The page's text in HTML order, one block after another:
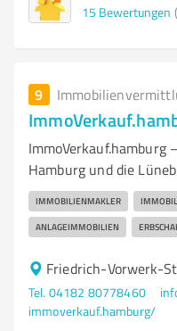
15 Bewertungen
9
Hamburg und die
IMMOBILIENMAKLER
ANLAGEIMMOBILIEN
Friedrich-Vorwerk-
Tel. 04182 80778460
immoverkauf.hamburg/